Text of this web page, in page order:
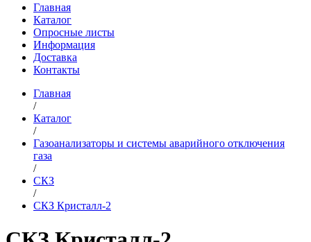
Главная
Каталог
Опросные листы
Информация
Доставка
Контакты
Главная
/
Каталог
/
Газоанализаторы и системы аварийного отключения
газа
/
СКЗ
/
СКЗ Кристалл-2